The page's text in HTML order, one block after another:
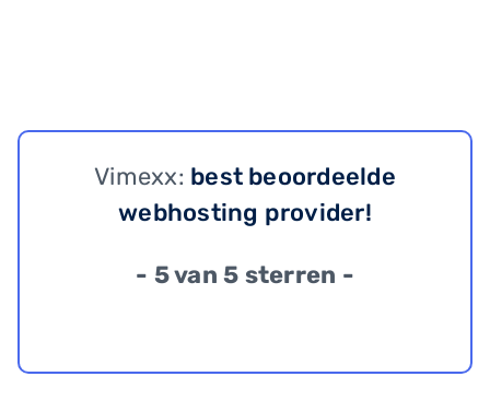
Vimexx: best beoordeelde
webhosting provider!
- 5 van 5 sterren -